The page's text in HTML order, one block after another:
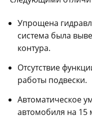
Упрощена
система была
контура.
Отсутствие
работы подвески.
Автоматическое
автомобиля на 15